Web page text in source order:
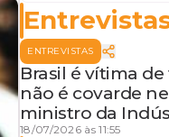
ENTREVISTAS
Brasil é vítima
não é covarde
ministro da
18/07/2026 às 11:55